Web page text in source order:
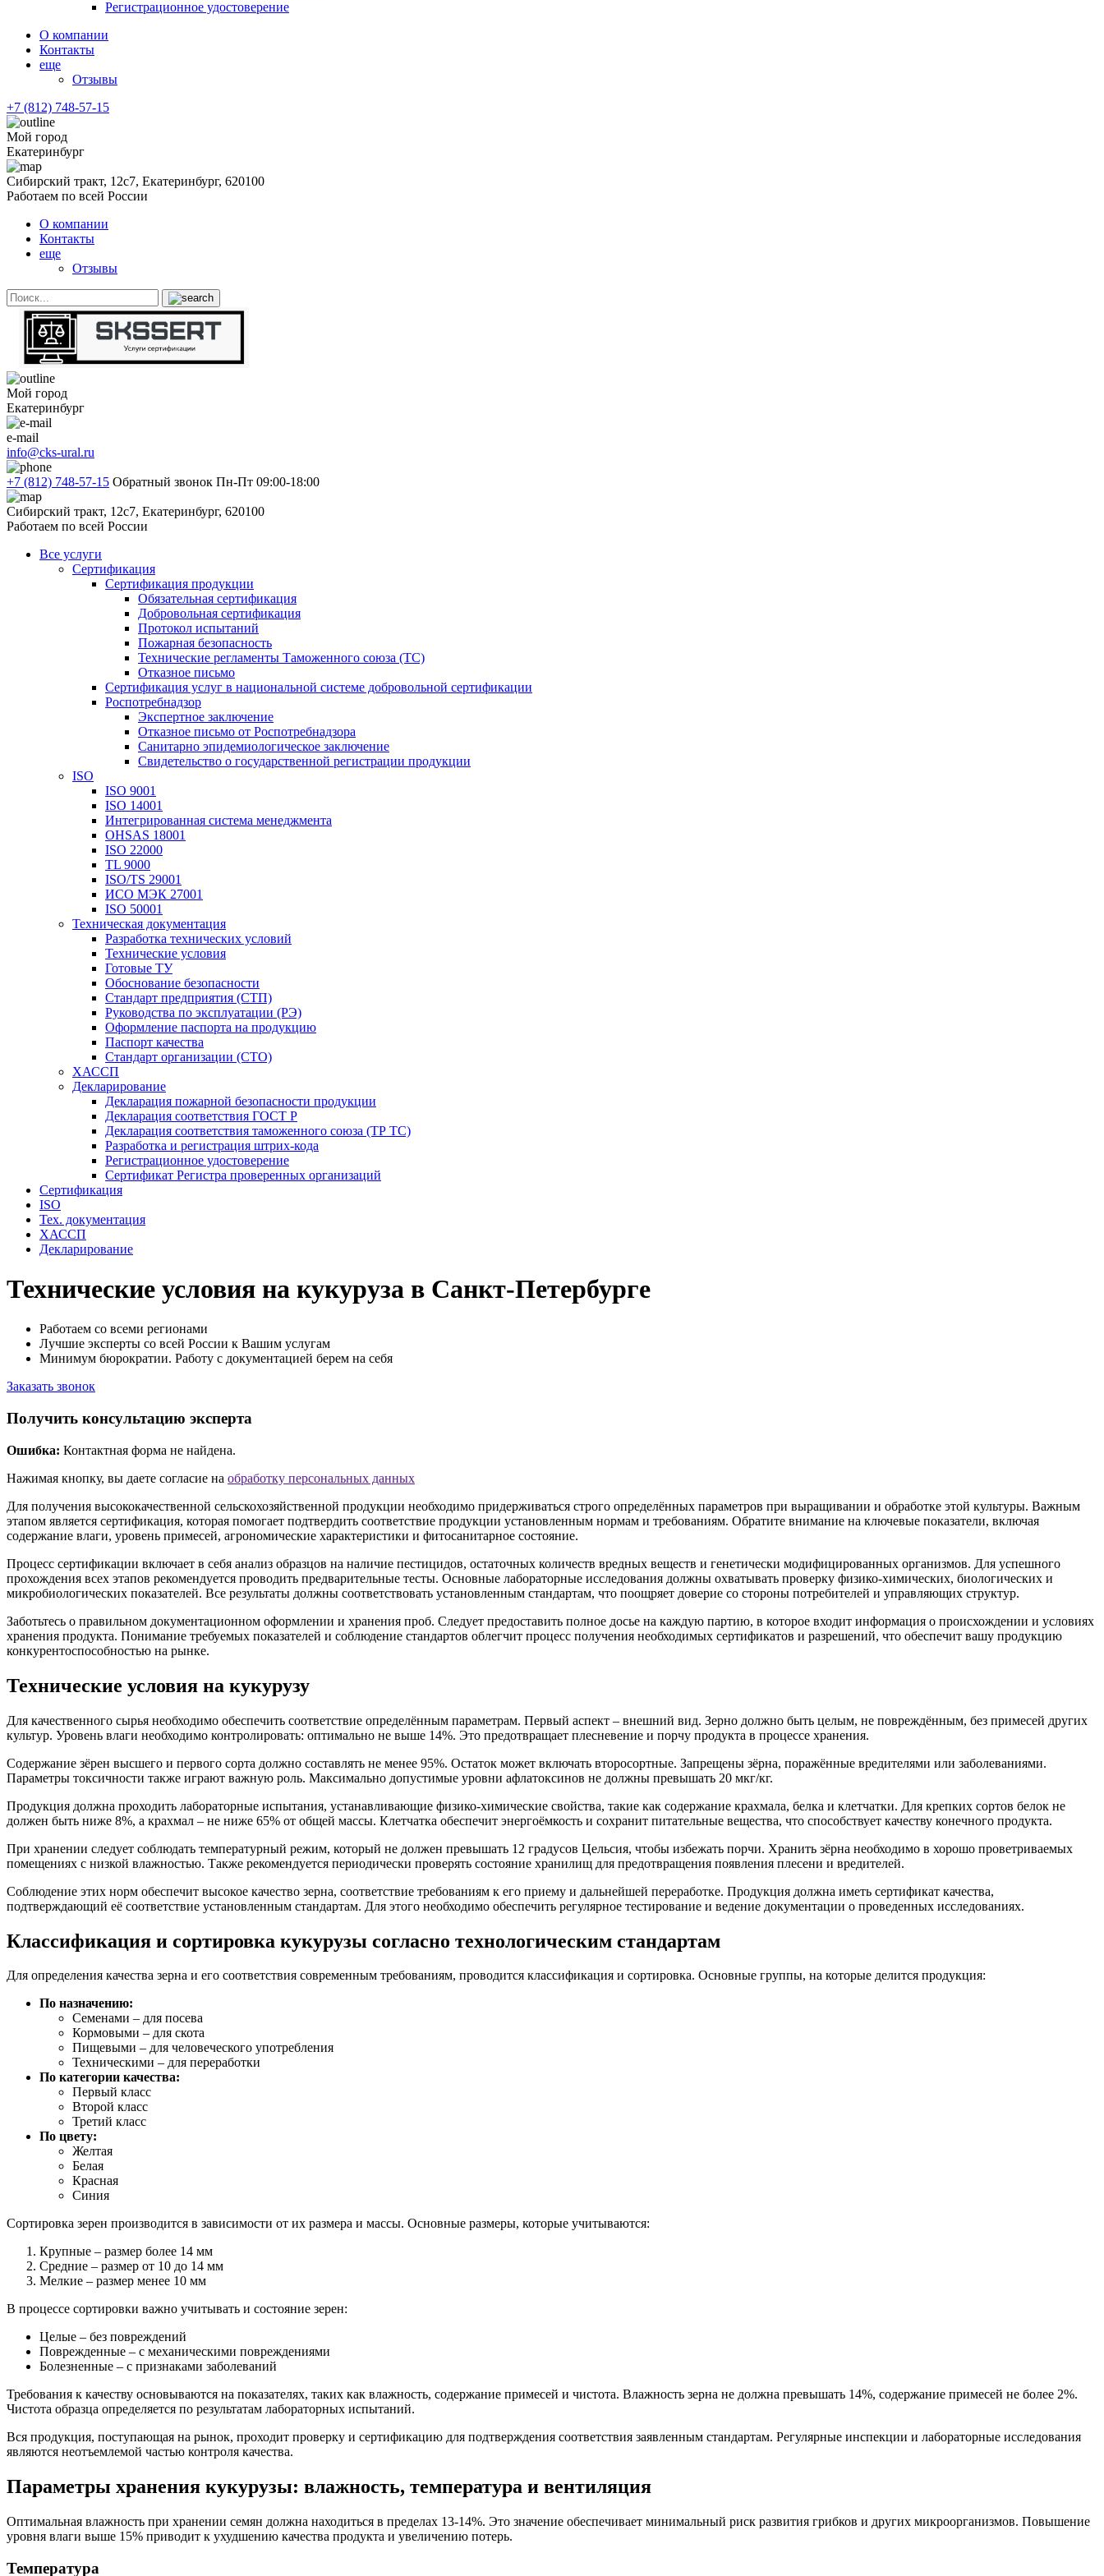
Регистрационное удостоверение
О компании
Контакты
еще
Отзывы
+7 (812) 748-57-15
Мой город
Екатеринбург
Сибирский тракт, 12с7, Екатеринбург, 620100
Работаем по всей России
О компании
Контакты
еще
Отзывы
Мой город
Екатеринбург
e-mail
info@cks-ural.ru
+7 (812) 748-57-15 Обратный звонок Пн-Пт 09:00-18:00
Сибирский тракт, 12с7, Екатеринбург, 620100
Работаем по всей России
Все услуги
Сертификация
Сертификация продукции
Обязательная сертификация
Добровольная сертификация
Протокол испытаний
Пожарная безопасность
Технические регламенты Таможенного союза (ТС)
Отказное письмо
Сертификация услуг в национальной системе добровольной сертификации
Роспотребнадзор
Экспертное заключение
Отказное письмо от Роспотребнадзора
Санитарно эпидемиологическое заключение
Свидетельство о государственной регистрации продукции
ISO
ISO 9001
ISO 14001
Интегрированная система менеджмента
OHSAS 18001
ISO 22000
TL 9000
ISO/TS 29001
ИСО МЭК 27001
ISO 50001
Техническая документация
Разработка технических условий
Технические условия
Готовые ТУ
Обоснование безопасности
Стандарт предприятия (СТП)
Руководства по эксплуатации (РЭ)
Оформление паспорта на продукцию
Паспорт качества
Стандарт организации (СТО)
ХАССП
Декларирование
Декларация пожарной безопасности продукции
Декларация соответствия ГОСТ Р
Декларация соответствия таможенного союза (ТР ТС)
Разработка и регистрация штрих-кода
Регистрационное удостоверение
Сертификат Регистра проверенных организаций
Сертификация
ISO
Тех. документация
ХАССП
Декларирование
Технические условия на кукуруза в Санкт-Петербурге
Работаем со всеми регионами
Лучшие эксперты со всей России к Вашим услугам
Минимум бюрократии. Работу с документацией берем на себя
Заказать звонок
Получить консультацию эксперта
Ошибка: Контактная форма не найдена.
Нажимая кнопку, вы даете согласие на обработку персональных данных
Для получения высококачественной сельскохозяйственной продукции необходимо придерживаться строго определённых параметров при выращивании и обработке этой культуры. Важным
этапом является сертификация, которая помогает подтвердить соответствие продукции установленным нормам и требованиям. Обратите внимание на ключевые показатели, включая
содержание влаги, уровень примесей, агрономические характеристики и фитосанитарное состояние.
Процесс сертификации включает в себя анализ образцов на наличие пестицидов, остаточных количеств вредных веществ и генетически модифицированных организмов. Для успешного
прохождения всех этапов рекомендуется проводить предварительные тесты. Основные лабораторные исследования должны охватывать проверку физико-химических, биологических и
микробиологических показателей. Все результаты должны соответствовать установленным стандартам, что поощряет доверие со стороны потребителей и управляющих структур.
Заботьтесь о правильном документационном оформлении и хранения проб. Следует предоставить полное досье на каждую партию, в которое входит информация о происхождении и условиях
хранения продукта. Понимание требуемых показателей и соблюдение стандартов облегчит процесс получения необходимых сертификатов и разрешений, что обеспечит вашу продукцию
конкурентоспособностью на рынке.
Технические условия на кукурузу
Для качественного сырья необходимо обеспечить соответствие определённым параметрам. Первый аспект – внешний вид. Зерно должно быть целым, не повреждённым, без примесей других
культур. Уровень влаги необходимо контролировать: оптимально не выше 14%. Это предотвращает плесневение и порчу продукта в процессе хранения.
Содержание зёрен высшего и первого сорта должно составлять не менее 95%. Остаток может включать второсортные. Запрещены зёрна, поражённые вредителями или заболеваниями.
Параметры токсичности также играют важную роль. Максимально допустимые уровни афлатоксинов не должны превышать 20 мкг/кг.
Продукция должна проходить лабораторные испытания, устанавливающие физико-химические свойства, такие как содержание крахмала, белка и клетчатки. Для крепких сортов белок не
должен быть ниже 8%, а крахмал – не ниже 65% от общей массы. Клетчатка обеспечит энергоёмкость и сохранит питательные вещества, что способствует качеству конечного продукта.
При хранении следует соблюдать температурный режим, который не должен превышать 12 градусов Цельсия, чтобы избежать порчи. Хранить зёрна необходимо в хорошо проветриваемых
помещениях с низкой влажностью. Также рекомендуется периодически проверять состояние хранилищ для предотвращения появления плесени и вредителей.
Соблюдение этих норм обеспечит высокое качество зерна, соответствие требованиям к его приему и дальнейшей переработке. Продукция должна иметь сертификат качества,
подтверждающий её соответствие установленным стандартам. Для этого необходимо обеспечить регулярное тестирование и ведение документации о проведенных исследованиях.
Классификация и сортировка кукурузы согласно технологическим стандартам
Для определения качества зерна и его соответствия современным требованиям, проводится классификация и сортировка. Основные группы, на которые делится продукция:
По назначению:
Семенами – для посева
Кормовыми – для скота
Пищевыми – для человеческого употребления
Техническими – для переработки
По категории качества:
Первый класс
Второй класс
Третий класс
По цвету:
Желтая
Белая
Красная
Синия
Сортировка зерен производится в зависимости от их размера и массы. Основные размеры, которые учитываются:
Крупные – размер более 14 мм
Средние – размер от 10 до 14 мм
Мелкие – размер менее 10 мм
В процессе сортировки важно учитывать и состояние зерен:
Целые – без повреждений
Поврежденные – с механическими повреждениями
Болезненные – с признаками заболеваний
Требования к качеству основываются на показателях, таких как влажность, содержание примесей и чистота. Влажность зерна не должна превышать 14%, содержание примесей не более 2%.
Чистота образца определяется по результатам лабораторных испытаний.
Вся продукция, поступающая на рынок, проходит проверку и сертификацию для подтверждения соответствия заявленным стандартам. Регулярные инспекции и лабораторные исследования
являются неотъемлемой частью контроля качества.
Параметры хранения кукурузы: влажность, температура и вентиляция
Оптимальная влажность при хранении семян должна находиться в пределах 13-14%. Это значение обеспечивает минимальный риск развития грибков и других микроорганизмов. Повышение
уровня влаги выше 15% приводит к ухудшению качества продукта и увеличению потерь.
Температура